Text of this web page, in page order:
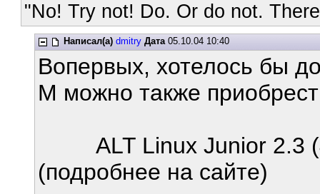
"No! Try not! Do. Or do not.
Написал(а) dmitry Дата05.10.04 10:40
Вопервых, хотелось бы
М можно также
ALT Linux Junior 2.3
(подробнее на сайте)